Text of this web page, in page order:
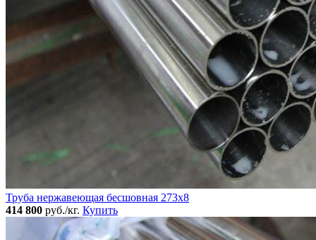
Труба нержавеющая бесшовная 273x8
414 800 руб./кг. Купить